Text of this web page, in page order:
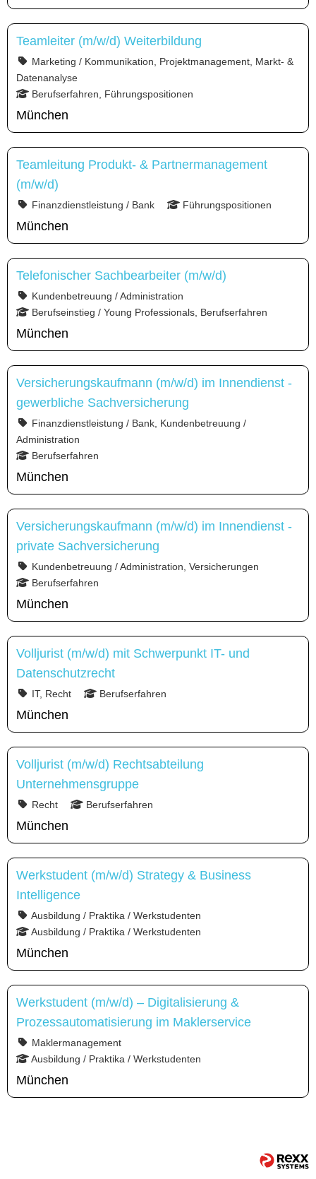
Teamleiter (m/w/d) Weiterbildung
Marketing / Kommunikation, Projektmanagement, Markt- &
Datenanalyse
Berufserfahren, Führungspositionen
München
Teamleitung Produkt- & Partnermanagement
(m/w/d)
Finanzdienstleistung / Bank Führungspositionen
München
Telefonischer Sachbearbeiter (m/w/d)
Kundenbetreuung / Administration
Berufseinstieg / Young Professionals, Berufserfahren
München
Versicherungskaufmann (m/w/d) im Innendienst -
gewerbliche Sachversicherung
Finanzdienstleistung / Bank, Kundenbetreuung /
Administration
Berufserfahren
München
Versicherungskaufmann (m/w/d) im Innendienst -
private Sachversicherung
Kundenbetreuung / Administration, Versicherungen
Berufserfahren
München
Volljurist (m/w/d) mit Schwerpunkt IT- und
Datenschutzrecht
IT, Recht Berufserfahren
München
Volljurist (m/w/d) Rechtsabteilung
Unternehmensgruppe
Recht Berufserfahren
München
Werkstudent (m/w/d) Strategy & Business
Intelligence
Ausbildung / Praktika / Werkstudenten
Ausbildung / Praktika / Werkstudenten
München
Werkstudent (m/w/d) – Digitalisierung &
Prozessautomatisierung im Maklerservice
Maklermanagement
Ausbildung / Praktika / Werkstudenten
München